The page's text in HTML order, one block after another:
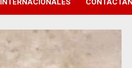
INTERNACIONALES